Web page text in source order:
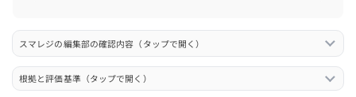
ト
スマレジと外部システムを連携するメリット
スマレジと外部システムを連携するデメリット
スマレジの編集部の確認内容（タップで開く）
根拠と評価基準（タップで開く）